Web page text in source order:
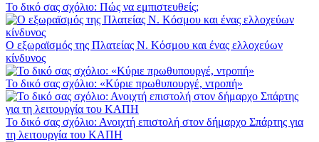
Το δικό σας σχόλιο: Πώς να εμπιστευθείς;
Ο εξωραϊσμός της Πλατείας Ν. Κόσμου και ένας ελλοχεύων
κίνδυνος
Το δικό σας σχόλιο: «Κύριε πρωθυπουργέ, ντροπή»
Το δικό σας σχόλιο: Ανοιχτή επιστολή στον δήμαρχο Σπάρτης για
τη λειτουργία του ΚΑΠΗ